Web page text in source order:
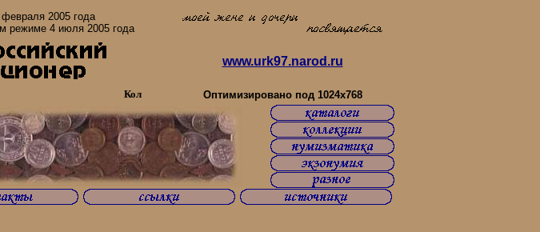
2005 года
режиме 4 июля 2005 года
www.urk97.narod.ru
Коллекционеры Юга России объединяйтесь!!!
Оптимизировано под 1024x768